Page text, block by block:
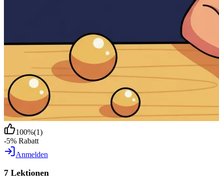
100%(1)
-5% Rabatt
Anmelden
7 Lektionen